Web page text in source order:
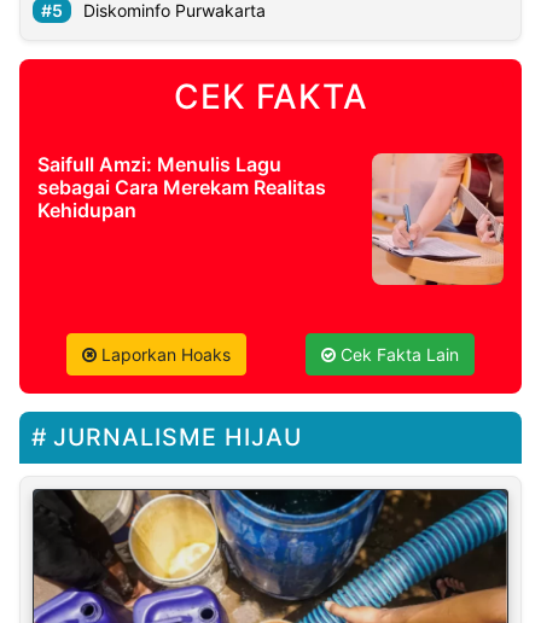
Diskominfo Purwakarta
CEK FAKTA
Saifull Amzi: Menulis Lagu
sebagai Cara Merekam Realitas
Kehidupan
Laporkan Hoaks Cek Fakta Lain
JURNALISME HIJAU